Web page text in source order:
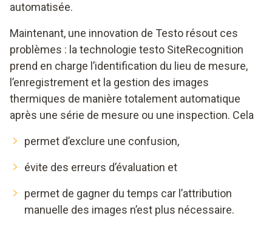
automatisée.
Maintenant, une innovation de Testo résout ces
problèmes : la technologie testo SiteRecognition
prend en charge l’identification du lieu de mesure,
l’enregistrement et la gestion des images
thermiques de manière totalement automatique
après une série de mesure ou une inspection. Cela
permet d’exclure une confusion,
évite des erreurs d’évaluation et
permet de gagner du temps car l’attribution
manuelle des images n’est plus nécessaire.